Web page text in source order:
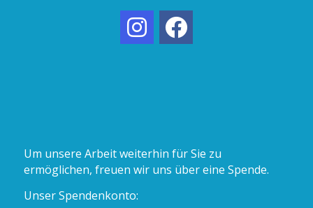
Um unsere Arbeit weiterhin für Sie zu
ermöglichen, freuen wir uns über eine Spende.
Unser Spendenkonto: